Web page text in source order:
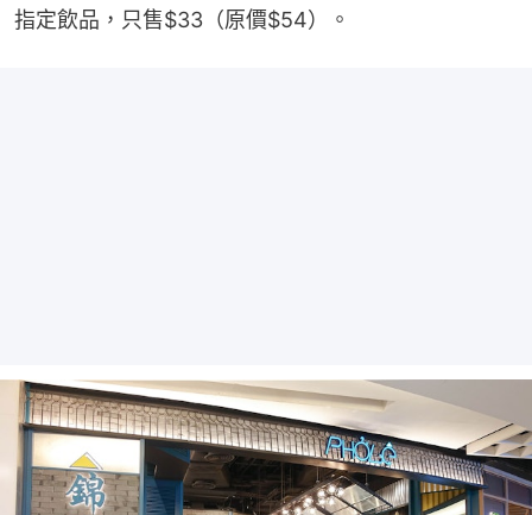
指定飲品，只售$33（原價$54）。